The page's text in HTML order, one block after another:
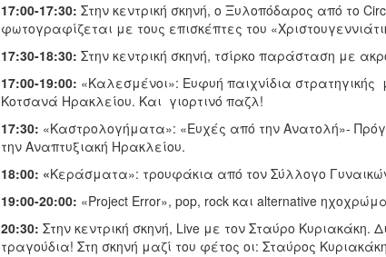
17:00-17:30: Στην κεντρική σκηνή, ο Ξυλοπόδαρος από το
φωτογραφίζεται με τους επισκέπτες του
17:30-18:30: Στην κεντρική σκηνή, τσίρκο παράσταση με
17:00-19:00: «Καλεσμένοι»: Ευφυή παιχνίδια
Κοτσανά Ηρακλείου. Και γιορτινό παζλ!
17:30: «Καστρολογήματα»: «Ευχές από την Ανατολή»-
την Αναπτυξιακή Ηρακλείου.
18:00: «Κεράσματα»: τρουφάκια από τον Σύλλογο
19:00-20:00: «Project Error», pop, rock και alternative
20:30: Στην κεντρική σκηνή, Live με τον Σταύρο
τραγούδια! Στη σκηνή μαζί του φέτος οι: Σταύρος